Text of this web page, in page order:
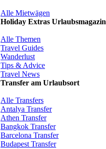
Alle Mietwägen
Holiday Extras Urlaubsmagazin
Alle Themen
Travel Guides
Wanderlust
Tips & Advice
Travel News
Transfer am Urlaubsort
Alle Transfers
Antalya Transfer
Athen Transfer
Bangkok Transfer
Barcelona Transfer
Budapest Transfer